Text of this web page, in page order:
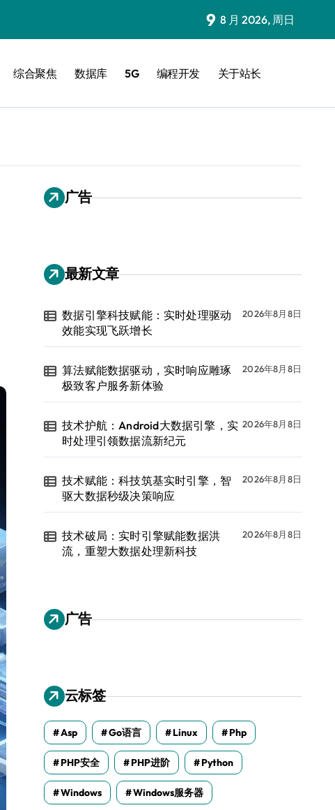
9 8 月 2026, 周日
综合聚焦 数据库 5G 编程开发 关于站长
广告
最新文章
数据引擎科技赋能：实时处理驱动
效能实现飞跃增长
2026年8月8日
算法赋能数据驱动，实时响应雕琢
极致客户服务新体验
2026年8月8日
技术护航：Android大数据引擎，实
时处理引领数据流新纪元
2026年8月8日
技术赋能：科技筑基实时引擎，智
驱大数据秒级决策响应
2026年8月8日
技术破局：实时引擎赋能数据洪
流，重塑大数据处理新科技
2026年8月8日
广告
云标签
Asp Go语言 Linux Php
PHP安全 PHP进阶 Python
Windows Windows服务器